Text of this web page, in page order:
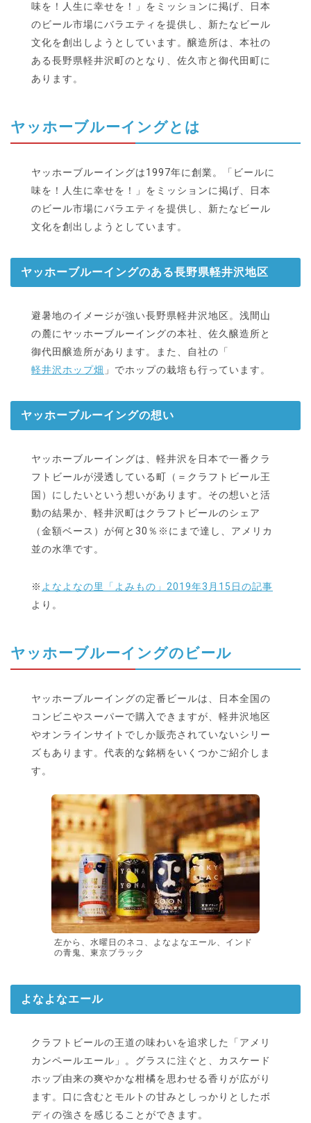
味を！人生に幸せを！」をミッションに掲げ、日本
のビール市場にバラエティを提供し、新たなビール
文化を創出しようとしています。醸造所は、本社の
ある長野県軽井沢町のとなり、佐久市と御代田町に
あります。
ヤッホーブルーイングとは
ヤッホーブルーイングは1997年に創業。「ビールに
味を！人生に幸せを！」をミッションに掲げ、日本
のビール市場にバラエティを提供し、新たなビール
文化を創出しようとしています。
ヤッホーブルーイングのある長野県軽井沢地区
避暑地のイメージが強い長野県軽井沢地区。浅間山
の麓にヤッホーブルーイングの本社、佐久醸造所と
御代田醸造所があります。また、自社の「
軽井沢ホップ畑 」でホップの栽培も行っています。
ヤッホーブルーイングの想い
ヤッホーブルーイングは、軽井沢を日本で一番クラ
フトビールが浸透している町（＝クラフトビール王
国）にしたいという想いがあります。その想いと活
動の結果か、軽井沢町はクラフトビールのシェア
（金額ベース）が何と30％※にまで達し、アメリカ
並の水準です。
※ よなよなの里「よみもの」2019年3月15日の記事
より。
ヤッホーブルーイングのビール
ヤッホーブルーイングの定番ビールは、日本全国の
コンビニやスーパーで購入できますが、軽井沢地区
やオンラインサイトでしか販売されていないシリー
ズもあります。代表的な銘柄をいくつかご紹介しま
す。
左から、水曜日のネコ、よなよなエール、インド
の青鬼、東京ブラック
よなよなエール
クラフトビールの王道の味わいを追求した「アメリ
カンペールエール」。グラスに注ぐと、カスケード
ホップ由来の爽やかな柑橘を思わせる香りが広がり
ます。口に含むとモルトの甘みとしっかりとしたボ
ディの強さを感じることができます。